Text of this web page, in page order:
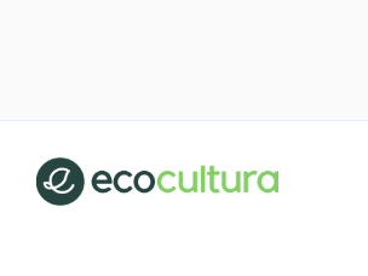
contenuto